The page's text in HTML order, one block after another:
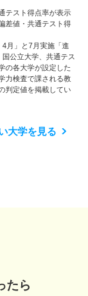
テスト得点率が表示
差値・共通テスト得
」と7月実施「進
公立大学、共通テス
の各大学が設定した
力検査で課される教
判定値を掲載してい
大学を見る
たら